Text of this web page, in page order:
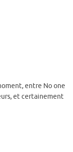
entre No one
et certainement